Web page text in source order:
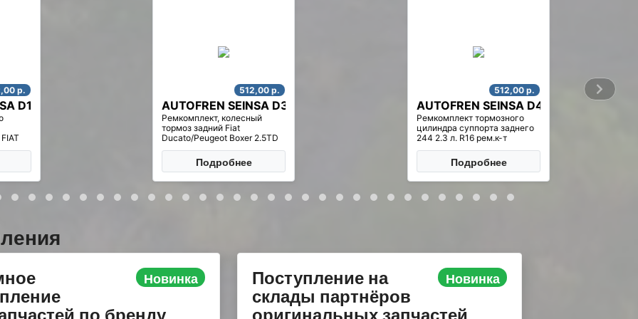
р.
D3399
2.5TD
512,00 р.
AUTOFREN SEINSA D4610
Ремкомплект тормозного
цилиндра суппорта заднего
244 2.3 л. R16 рем.к-т
Citroen Jumper, Fiat Ducato,
Peugeot Boxer 02>
Подробнее
1 250,00 р.
AUTOMEGA 150067110
Датчик давления/
температуры наддува
воздуха во впускном
2.3/2.8JTD. МАР-сенсор
Подробнее
Новинка Новинка
Поступление на
склады партнёров